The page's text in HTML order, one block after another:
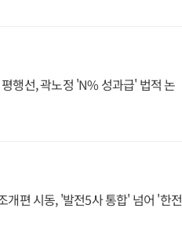
행선, 곽노정 'N% 성과급' 법적 논
개편 시동, '발전5사 통합' 넘어 '한전